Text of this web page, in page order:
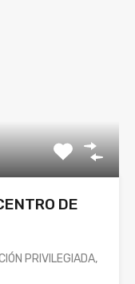
DE
PRIVILEGIADA,